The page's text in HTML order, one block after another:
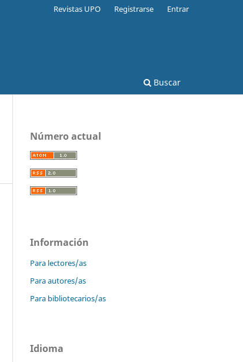
Buscar
Revistas UPO Registrarse Entrar
Número actual
Información
Para lectores/as
Para autores/as
Para bibliotecarios/as
Idioma